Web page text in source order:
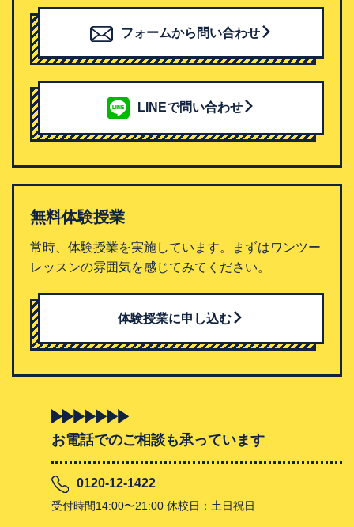
フォームから問い合わせ
LINEで問い合わせ
無料体験授業
常時、体験授業を実施しています。まずはワンツー
レッスンの雰囲気を感じてみてください。
体験授業に申し込む
お電話でのご相談も承っています
0120-12-1422
受付時間14:00〜21:00 休校日：土日祝日